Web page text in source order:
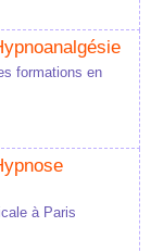
formations en
à Paris